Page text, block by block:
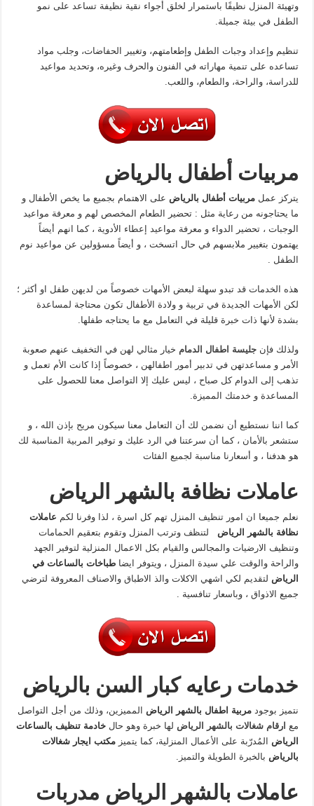
وتهيئة المنزل نظيفًا باستمرار لخلق أجواء نقية نظيفة تساعد على نمو
الطفل في بيئة جميلة.
تنظيم وإعداد وجبات الطفل وإطعامتهم، وتغيير الحفاضات، وجلب مواد
تساعده على تنمية مهاراته في الفنون والحرف وغيره، وتحديد مواعيد
للدراسة، والراحة، والطعام، واللعب.
مربيات أطفال بالرياض
يتركز عملمربيات أطفال بالرياض على الاهتمام بجميع ما يخص الأطفال و
ما يحتاجونه من رعاية مثل : تحضير الطعام المخصص لهم و معرفة مواعيد
الوجبات ، تحضير الدواء و معرفة مواعيد إعطاء الأدوية ، كما انهم أيضاً
يهتمون بتغيير ملابسهم في حال اتسخت ، و أيضاً مسؤولين عن مواعيد نوم
الطفل .
هذه الخدمات قد تبدو سهلة لبعض الأمهات خصوصاً من لديهن طفل او أكثر ؛
لكن الأمهات الجديدة في تربية و ولادة الأطفال تكون محتاجة لمساعدة
بشدة لأنها ذات خبرة قليلة في التعامل مع ما يحتاجه طفلها.
ولذلك فإنجليسة اطفال الدمام خيار مثالي لهن في التخفيف عنهم صعوبة
الأمر و مساعدتهن في تدبير أمور اطفالهن ، خصوصاً إذا كانت الأم تعمل و
تذهب إلى الدوام كل صباح ، ليس عليك إلا التواصل معنا للحصول على
المساعدة و خدمتك المميزة.
كما اننا نستطيع أن نضمن لك أن التعامل معنا سيكون مريح بإذن الله ، و
ستشعر بالأمان ، كما أن سرعتنا في الرد عليك و توفير المربية المناسبة لك
هو هدفنا ، و أسعارنا مناسبة لجميع الفئات
عاملات نظافة بالشهر الرياض
نعلم جميعا ان امور تنظيف المنزل تهم كل اسرة ، لذا وفرنا لكم عاملات
نظافة بالشهر الرياض لتنظف وترتب المنزل وتقوم بتعقيم الحمامات
وتنظيف الارضيات والمجالس والقيام بكل الاعمال المنزلية لتوفير الجهد
والراحة والوقت علي سيدة المنزل ، ويتوفر ايضاطباخات بالساعات في
الرياض لتقديم لكي اشهي الاكلات والذ الاطباق والاصناف المعروفة لترضي
جميع الاذواق ، وباسعار تنافسية .
خدمات رعايه كبار السن بالرياض
نتميز بوجودمربية اطفال بالشهر الرياض
المميزين، وذلك من أجل التواصل
مع ارقام شغالات بالشهر الرياض لها خبرة وهو حالخادمة تنظيف بالساعات
الرياض
المُدرّبة على الأعمال المنزلية، كما يتميزمكتب ايجار شغالات
بالرياض بالخبرة الطويلة والتميز.
عاملات بالشهر الرياض مدربات